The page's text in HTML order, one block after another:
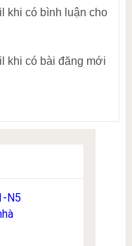
khi có bình luận cho
khi có bài đăng mới
N5